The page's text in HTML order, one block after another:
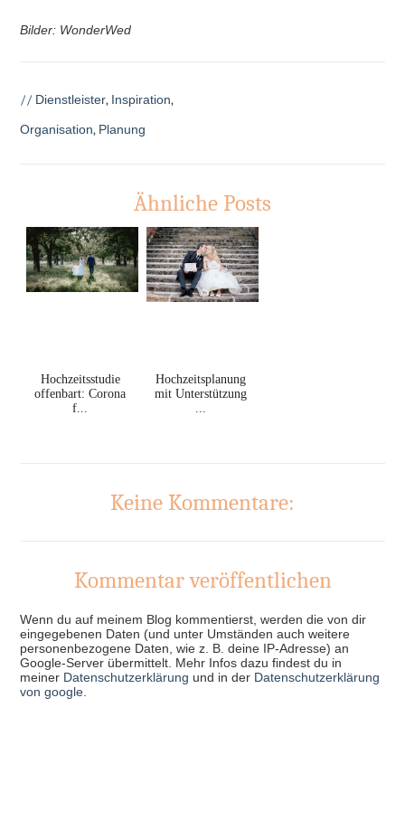
Bilder: WonderWed
// Dienstleister, Inspiration,
Organisation, Planung
Ähnliche Posts
Hochzeitsstudie
offenbart: Corona
f...
Hochzeitsplanung
mit Unterstützung
Keine Kommentare:
Kommentar veröffentlichen
Wenn du auf meinem Blog kommentierst, werden die von dir
eingegebenen Daten (und unter Umständen auch weitere
personenbezogene Daten, wie z. B. deine IP-Adresse) an
Google-Server übermittelt. Mehr Infos dazu findest du in
meiner Datenschutzerklärung und in der Datenschutzerklärung
von google